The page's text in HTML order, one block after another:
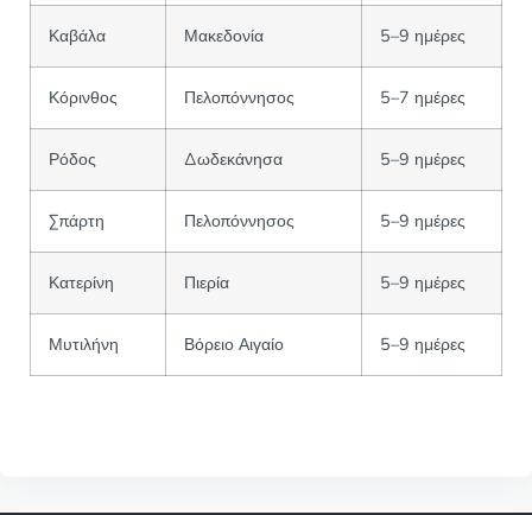
Καβάλα Μακεδονία 5–9 ημέρες
Κόρινθος Πελοπόννησος 5–7 ημέρες
Ρόδος Δωδεκάνησα 5–9 ημέρες
Σπάρτη Πελοπόννησος 5–9 ημέρες
Κατερίνη Πιερία 5–9 ημέρες
Μυτιλήνη Βόρειο Αιγαίο 5–9 ημέρες